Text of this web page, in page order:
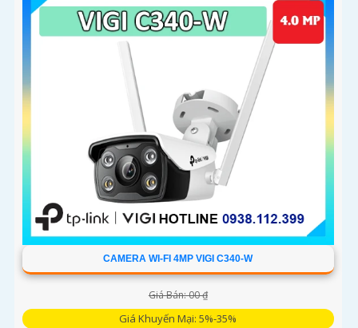
CAMERA WI-FI 4MP VIGI C340-W
Giá Bán: 00 ₫
Giá Khuyến Mại: 5%-35%